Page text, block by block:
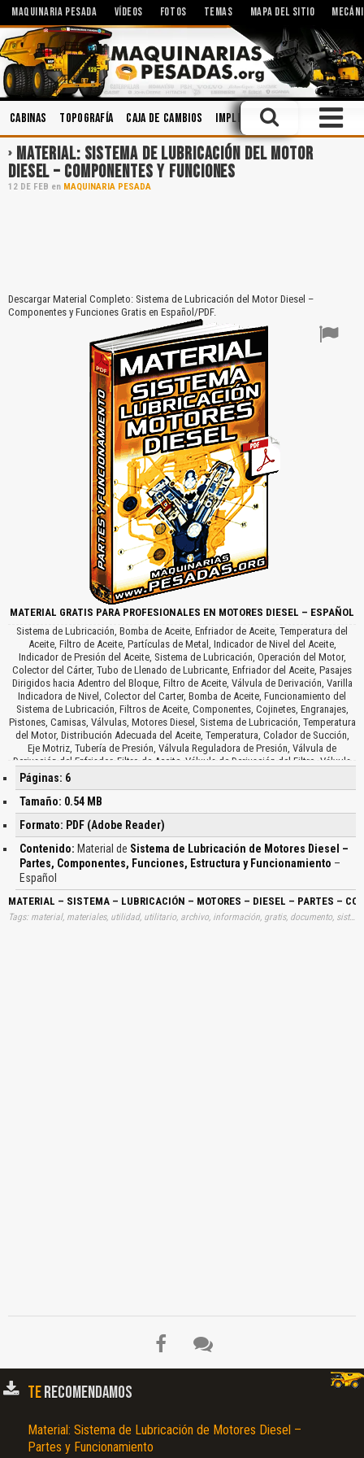
MAQUINARIA PESADA VÍDEOS FOTOS TEMAS MAPA DEL SITIO
Cabinas Topografía Caja de Cambios Implementos Motores
MATERIAL: SISTEMA DE LUBRICACIÓN DEL MOTOR
DIESEL – COMPONENTES Y FUNCIONES
12 DE FEB en MAQUINARIA PESADA
Descargar Material Completo: Sistema de Lubricación del Motor Diesel –
Componentes y Funciones Gratis en Español/PDF.
MATERIAL GRATIS PARA PROFESIONALES EN MOTORES DIESEL – ESPAÑOL
Sistema de Lubricación, Bomba de Aceite, Enfriador de Aceite, Temperatura del
Aceite, Filtro de Aceite, Partículas de Metal, Indicador de Nivel del Aceite,
Indicador de Presión del Aceite, Sistema de Lubricación, Operación del Motor,
Colector del Cárter, Tubo de Llenado de Lubricante, Enfriador del Aceite, Pasajes
Dirigidos hacia Adentro del Bloque, Filtro de Aceite, Válvula de Derivación, Varilla
Indicadora de Nivel, Colector del Carter, Bomba de Aceite, Funcionamiento del
Sistema de Lubricación, Filtros de Aceite, Componentes, Cojinetes, Engranajes,
Pistones, Camisas, Válvulas, Motores Diesel, Sistema de Lubricación, Temperatura
del Motor, Distribución Adecuada del Aceite, Temperatura, Colador de Succión,
Eje Motriz, Tubería de Presión, Válvula Reguladora de Presión, Válvula de
Derivación del Enfriador, Filtro de Aceite, Válvula de Derivación del Filtro, Válvula
de Lubricación del Turbo, Engrase del Cigüeñal, Engrase de Pistones y Camisas,
Engrase del árbol de Levas y Eje Balancines, Respiradero del Cárter, Varilla de
Páginas: 6
Tamaño: 0.54 MB
Formato: PDF (Adobe Reader)
Contenido: Material de Sistema de Lubricación de Motores Diesel –
Partes, Componentes, Funciones, Estructura y Funcionamiento –
Español
MATERIAL – SISTEMA – LUBRICACIÓN – MOTORES – DIESEL – PARTES –
Tags: material, materiales, utilidad, utilitario, archivo, información, gratis, documento, sistemas, lubricaciones, diésels, diesels, función, elementos, funcionamientos, funciones, aprender, descargas
TERECOMENDAMOS
Material: Sistema de Lubricación de Motores Diesel –
Partes y Funcionamiento